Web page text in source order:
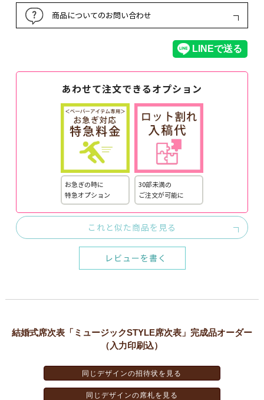
商品についてのお問い合わせ
あわせて注文できるオプション
お急ぎの時に
特急オプション
30部未満の
ご注文が可能に
これと似た商品を見る
レビューを書く
結婚式席次表「ミュージックSTYLE席次表」完成品オーダー
（入力印刷込）
同じデザインの招待状を見る
同じデザインの席札を見る